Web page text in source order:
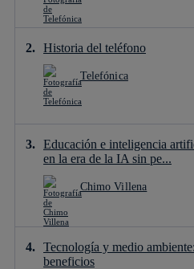
Historia del teléfono
Telefónica
Educación e inteligencia
en la era de la IA sin pe...
Chimo Villena
Tecnología y medio
beneficios